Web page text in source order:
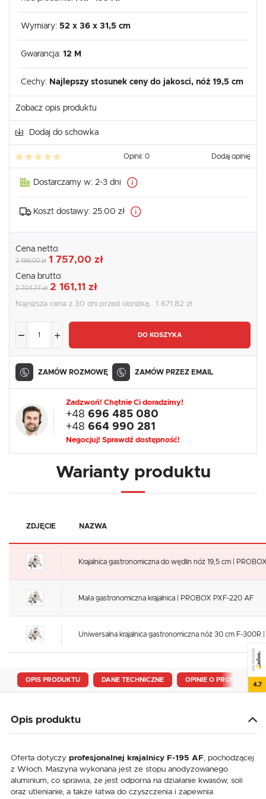
Wymiary: 52 x 36 x 31,5 cm
Gwarancja: 12 M
Cechy: Najlepszy stosunek ceny do jakosci, nóż 19,5 cm
Zobacz opis produktu
Dodaj do schowka
Opinii: 0 Dodaj opinię
Dostarczamy w: 2-3 dni
Koszt dostawy: 25.00 zł
Cena netto:
2 199,00 zł 1 757,00 zł
Cena brutto:
2 704,77 zł 2 161,11 zł
Najniższa cena z 30 dni przed obniżką: 1 671,82 zł
DO KOSZYKA
ZAMÓW ROZMOWĘ ZAMÓW PRZEZ EMAIL
Zadzwoń! Chętnie Ci doradzimy!
+48 696 485 080
+48 664 990 281
Negocjuj! Sprawdź dostępność!
Warianty produktu
ZDJĘCIE NAZWA
Krajalnica gastronomiczna do wędlin nóż 19,5 cm |
Mała gastronomiczna krajalnica | PROBOX PXF-220 AF
Uniwersalna krajalnica gastronomiczna nóż 30 cm F-300R
OPIS PRODUKTU DANE TECHNICZNE OPINIE O PRODUKCIE
Opis produktu
Oferta dotyczy profesjonalnej krajalnicy F-195 AF , pochodzącej
z Włoch. Maszyna wykonana jest ze stopu anodyzowanego
aluminium, co sprawia, że jest odporna na działanie kwasów, soli
oraz utlenianie, a także łatwa do czyszczenia i zapewnia
SEE REVIEWS
4.7